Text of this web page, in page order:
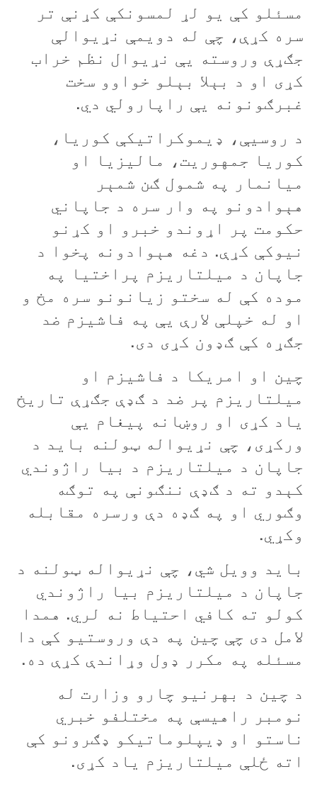
مسئلو کې يو لړ لمسونکې کړنې تر
سره کړې، چې له دويمې نړيوالې
جګړې وروسته يې نړيوال نظم خراب
کړی او د بېلا بېلو خواوو سخت
غبرګونونه يې راپارولي دي.
د روسیې، ډيموکراتيکې کوريا،
کوريا جمهوريت، ماليزيا او
ميانمار په شمول ګن شمېر
هېوادونو په وار سره د جاپاني
حکومت پر اړوندو خبرو او کړنو
نيوکې کړې. دغه هېوادونه پخوا د
جاپان د ميلتاريزم پراختيا په
موده کې له سختو زيانونو سره مخ و
او له خپلې لارې يې په فاشيزم ضد
جګړه کې ګډون کړی دی.
چين او امريکا د فاشيزم او
ميلتاريزم پر ضد د ګډې جګړې تاريخ
ياد کړی او روښانه پيغام يې
ورکړی، چې نړيواله ټولنه بايد د
جاپان د ميلتاريزم د بيا راژوندي
کېدو ته د ګډې ننګونې په توګه
وګوري او په ګډه دې ورسره مقابله
وکړي.
بايد وويل شي، چې نړيواله ټولنه د
جاپان د ميلتاريزم بيا راژوندي
کولو ته کافي احتياط نه لري. همدا
لامل دی چې چين په دې وروستيو کې دا
مسئله په مکرر ډول وړاندې کړې ده.
د چين د بهرنيو چارو وزارت له
نومبر راهيسې په مختلفو خبري
ناستو او ډيپلوماتيکو ډګرونو کې
اته ځلې ميلتاريزم ياد کړی.